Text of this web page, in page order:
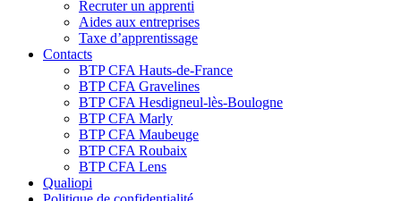
Recruter un apprenti
Aides aux entreprises
Taxe d’apprentissage
Contacts
BTP CFA Hauts-de-France
BTP CFA Gravelines
BTP CFA Hesdigneul-lès-Boulogne
BTP CFA Marly
BTP CFA Maubeuge
BTP CFA Roubaix
BTP CFA Lens
Qualiopi